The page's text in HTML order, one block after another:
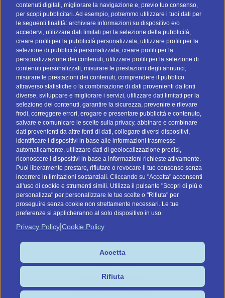
contenuti digitali, migliorare la navigazione e, previo tuo consenso,
per scopi pubblicitari. Ad esempio, potremmo utilizzare i tuoi dati per
le seguenti finalità: archiviare informazioni su dispositivo e/o
accedervi, utilizzare dati limitati per la selezione della pubblicità,
creare profili per la pubblicità personalizzata, utilizzare profili per la
selezione di pubblicità personalizzata, creare profili per la
personalizzazione dei contenuti, utilizzare profili per la selezione di
contenuti personalizzati, misurare le prestazioni degli annunci,
misurare le prestazioni dei contenuti, comprendere il pubblico
attraverso statistiche o la combinazione di dati provenienti da fonti
diverse, sviluppare e migliorare i servizi, utilizzare dati limitati per la
selezione dei contenuti, garantire la sicurezza, prevenire e rilevare
frodi, correggere errori, erogare e presentare pubblicità e contenuto,
salvare e comunicare le scelte sulla privacy, abbinare e combinare
dati provenienti da altre fonti di dati, collegare diversi dispositivi,
identificare i dispositivi in base alle informazioni trasmesse
automaticamente, utilizzare dati di geolocalizzazione precisi,
riconoscere i dispositivi in base a informazioni richieste attivamente.
Puoi liberamente prestare, rifiutare o revocare il tuo consenso senza
incorrere in limitazioni sostanziali. Cliccando su "Accetta" acconsenti
all'uso di cookie e strumenti simili. Utilizza il pulsante "Scopri di più e
personalizza" per personalizzare le tue scelte o "Rifiuta" per
proseguire senza cookie non strettamente necessari. Le tue
preferenze si applicheranno al solo dispositivo in uso.
Privacy Policy Cookie Policy
Accetta
Rifiuta
BTOMAIL Pro
Metodi Di Pagamento
I nostri social
Vai a btomail.es (Spagna)
Command Digital Srl
Sede Italiana: Via G. Pascoli, 12 - 37053 - Cerea (VR)
Sede de España: C/ Lagasca, 95 - 28006 - Madrid
P.IVA/C.F. IT04575910239
Cookies
Privacy Policy
Preferenze Cookie
Condizioni di vendita